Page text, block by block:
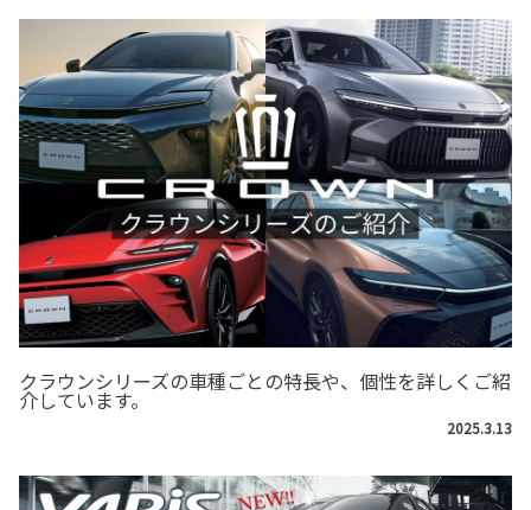
クラウンシリーズの車種ごとの特長や、個性を詳しくご紹
介しています。
2025.3.13